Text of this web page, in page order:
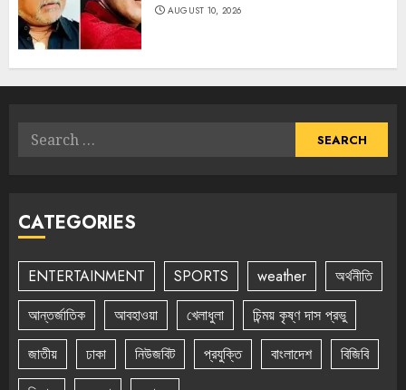
AUGUST 10, 2026
Search
CATEGORIES
ENTERTAINMENT SPORTS weather
অর্থনীতি
আন্তর্জাতিক
আবহাওয়া খেলাধুলা
চিন্ময় কৃষ্ণ দাস প্রভু
জাতীয়
ঢাকা নিউজবিট প্রযুক্তি বাংলাদেশ
বিজিবি